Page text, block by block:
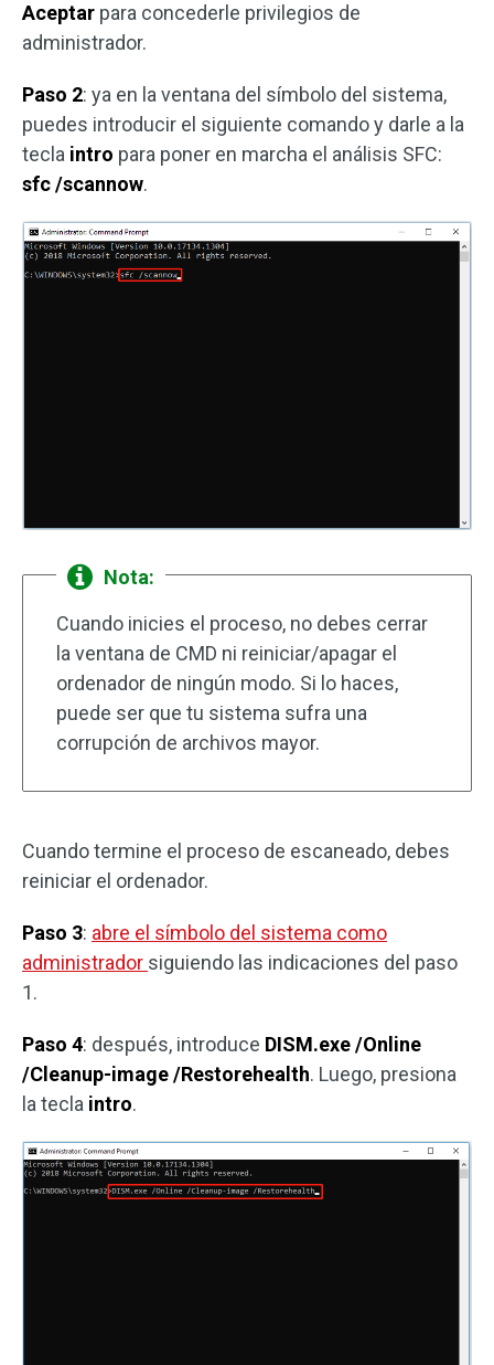
Aceptar para concederle privilegios de
administrador.
Paso 2: ya en la ventana del símbolo del sistema,
puedes introducir el siguiente comando y darle a la
tecla intro para poner en marcha el análisis SFC:
sfc /scannow.
Nota:
Cuando inicies el proceso, no debes cerrar
la ventana de CMD ni reiniciar/apagar el
ordenador de ningún modo. Si lo haces,
puede ser que tu sistema sufra una
corrupción de archivos mayor.
Cuando termine el proceso de escaneado, debes
reiniciar el ordenador.
Paso 3: abre el símbolo del sistema como
administrador siguiendo las indicaciones del paso
1.
Paso 4: después, introduce DISM.exe /Online
/Cleanup-image /Restorehealth. Luego, presiona
la tecla intro.